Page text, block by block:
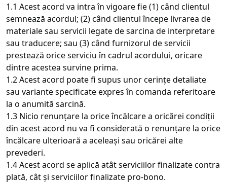
1.1 Acest acord va intra în vigoare fie (1) când clientul
semnează acordul; (2) când clientul începe livrarea de
materiale sau servicii legate de sarcina de interpretare
sau traducere; sau (3) când furnizorul de servicii
prestează orice serviciu în cadrul acordului, oricare
dintre acestea survine prima.
1.2 Acest acord poate fi supus unor cerințe detaliate
sau variante specificate expres în comanda referitoare
la o anumită sarcină.
1.3 Nicio renunțare la orice încălcare a oricărei condiții
din acest acord nu va fi considerată o renunțare la orice
încălcare ulterioară a aceleași sau oricărei alte
prevederi.
1.4 Acest acord se aplică atât serviciilor finalizate contra
plată, cât și serviciilor finalizate pro-bono.